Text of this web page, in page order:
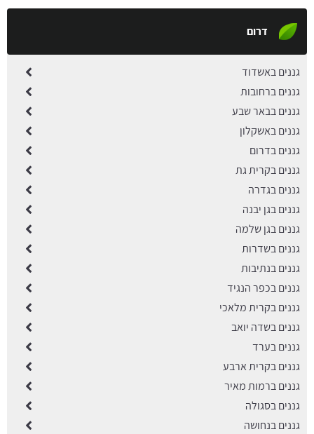
דרום
גננים באשדוד
גננים ברחובות
גננים בבאר שבע
גננים באשקלון
גננים בדרום
גננים בקרית גת
גננים בגדרה
גננים בגן יבנה
גננים בגן שלמה
גננים בשדרות
גננים בנתיבות
גננים בכפר הנגיד
גננים בקרית מלאכי
גננים בשדה יואב
גננים בערד
גננים בקרית ארבע
גננים ברמות מאיר
גננים בסגולה
גננים בנחושה